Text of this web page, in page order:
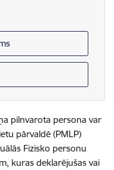
pilnvarota persona var
pārvaldē (PMLP)
Fizisko personu
kuras deklarējušas vai